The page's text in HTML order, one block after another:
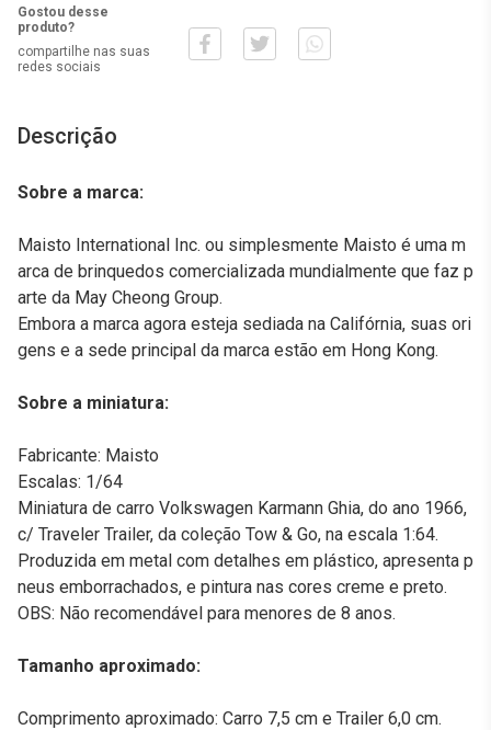
Gostou desse
produto?
compartilhe nas suas
redes sociais
Descrição
Sobre a marca:
Maisto International Inc. ou simplesmente Maisto é uma m
arca de brinquedos comercializada mundialmente que faz p
arte da May Cheong Group.
Embora a marca agora esteja sediada na Califórnia, suas ori
gens e a sede principal da marca estão em Hong Kong.
Sobre a miniatura:
Fabricante: Maisto
Escalas: 1/64
Miniatura de carro Volkswagen Karmann Ghia, do ano 1966,
c/ Traveler Trailer, da coleção Tow & Go, na escala 1:64.
Produzida em metal com detalhes em plástico, apresenta p
neus emborrachados, e pintura nas cores creme e preto.
OBS: Não recomendável para menores de 8 anos.
Tamanho aproximado:
Comprimento aproximado: Carro 7,5 cm e Trailer 6,0 cm.